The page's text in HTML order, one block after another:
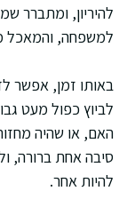
להיריון, ומתברר
למשפחה, והמאכל
באותו זמן, אפשר
לביוץ כפול מעט
האם, או שהיה
סיבה אחת ברורה,
להיות אחר.